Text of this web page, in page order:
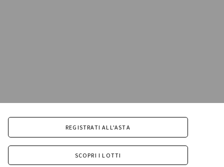
REGISTRATI ALL'ASTA
SCOPRI I LOTTI